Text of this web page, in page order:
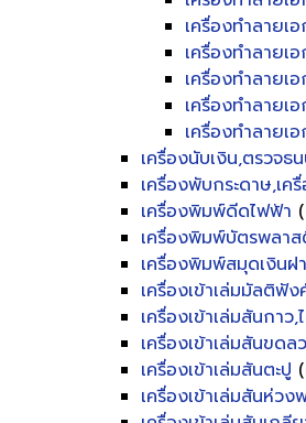
เครื่องทำลายเ
เครื่องทำลายเ
เครื่องทำลายเ
เครื่องทำลายเ
เครื่องทำลายเ
เครื่องนับเงิน,ตรวจธ
เครื่องพับกระดาษ,เ
เครื่องพิมพ์ดีดไฟฟ้า
เครื่องพิมพ์บัตรพลา
เครื่องพิมพ์สมุดเงินฝ
เครื่องเข้าเล่มมัลติฟัง
เครื่องเข้าเล่มสันกาว,
เครื่องเข้าเล่มสันขดล
เครื่องเข้าเล่มสันตะปู
เครื่องเข้าเล่มสันห่ว